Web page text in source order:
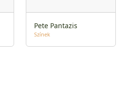
Pete Pantazis
Színek